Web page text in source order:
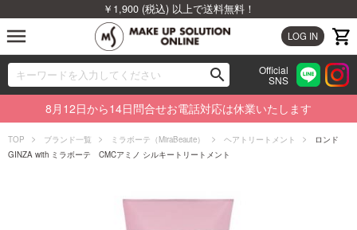
￥1,900 (税込) 以上で送料無料！
LOG IN
menu
search
00
Official
SNS
ブランドから探す
カテゴリから探す
ランキングから探す
8月12日から14日問合せお電話対応は休業いたします
TOP ブランド一覧 ミラボーテ（MiraBeaute） ヘアトリートメント
ロンド
GINZA with ミラボーテ CMCアミノ シルキートリートメント